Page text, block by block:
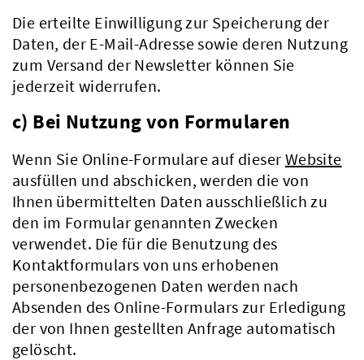
Kreis & Politik
Die erteilte Einwilligung zur Speicherung der
Daten, der E-Mail-Adresse sowie deren Nutzung
zum Versand der Newsletter können Sie
jederzeit widerrufen.
c) Bei Nutzung von Formularen
Wenn Sie Online-Formulare auf dieser Website
ausfüllen und abschicken, werden die von
Ihnen übermittelten Daten ausschließlich zu
den im Formular genannten Zwecken
verwendet. Die für die Benutzung des
Kontaktformulars von uns erhobenen
personenbezogenen Daten werden nach
Absenden des Online-Formulars zur Erledigung
der von Ihnen gestellten Anfrage automatisch
gelöscht.